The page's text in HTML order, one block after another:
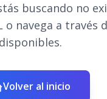
buscando no
o navega a través
disponibles.
Volver al inicio